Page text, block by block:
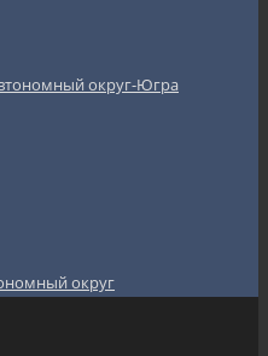
округ-Югра
округ